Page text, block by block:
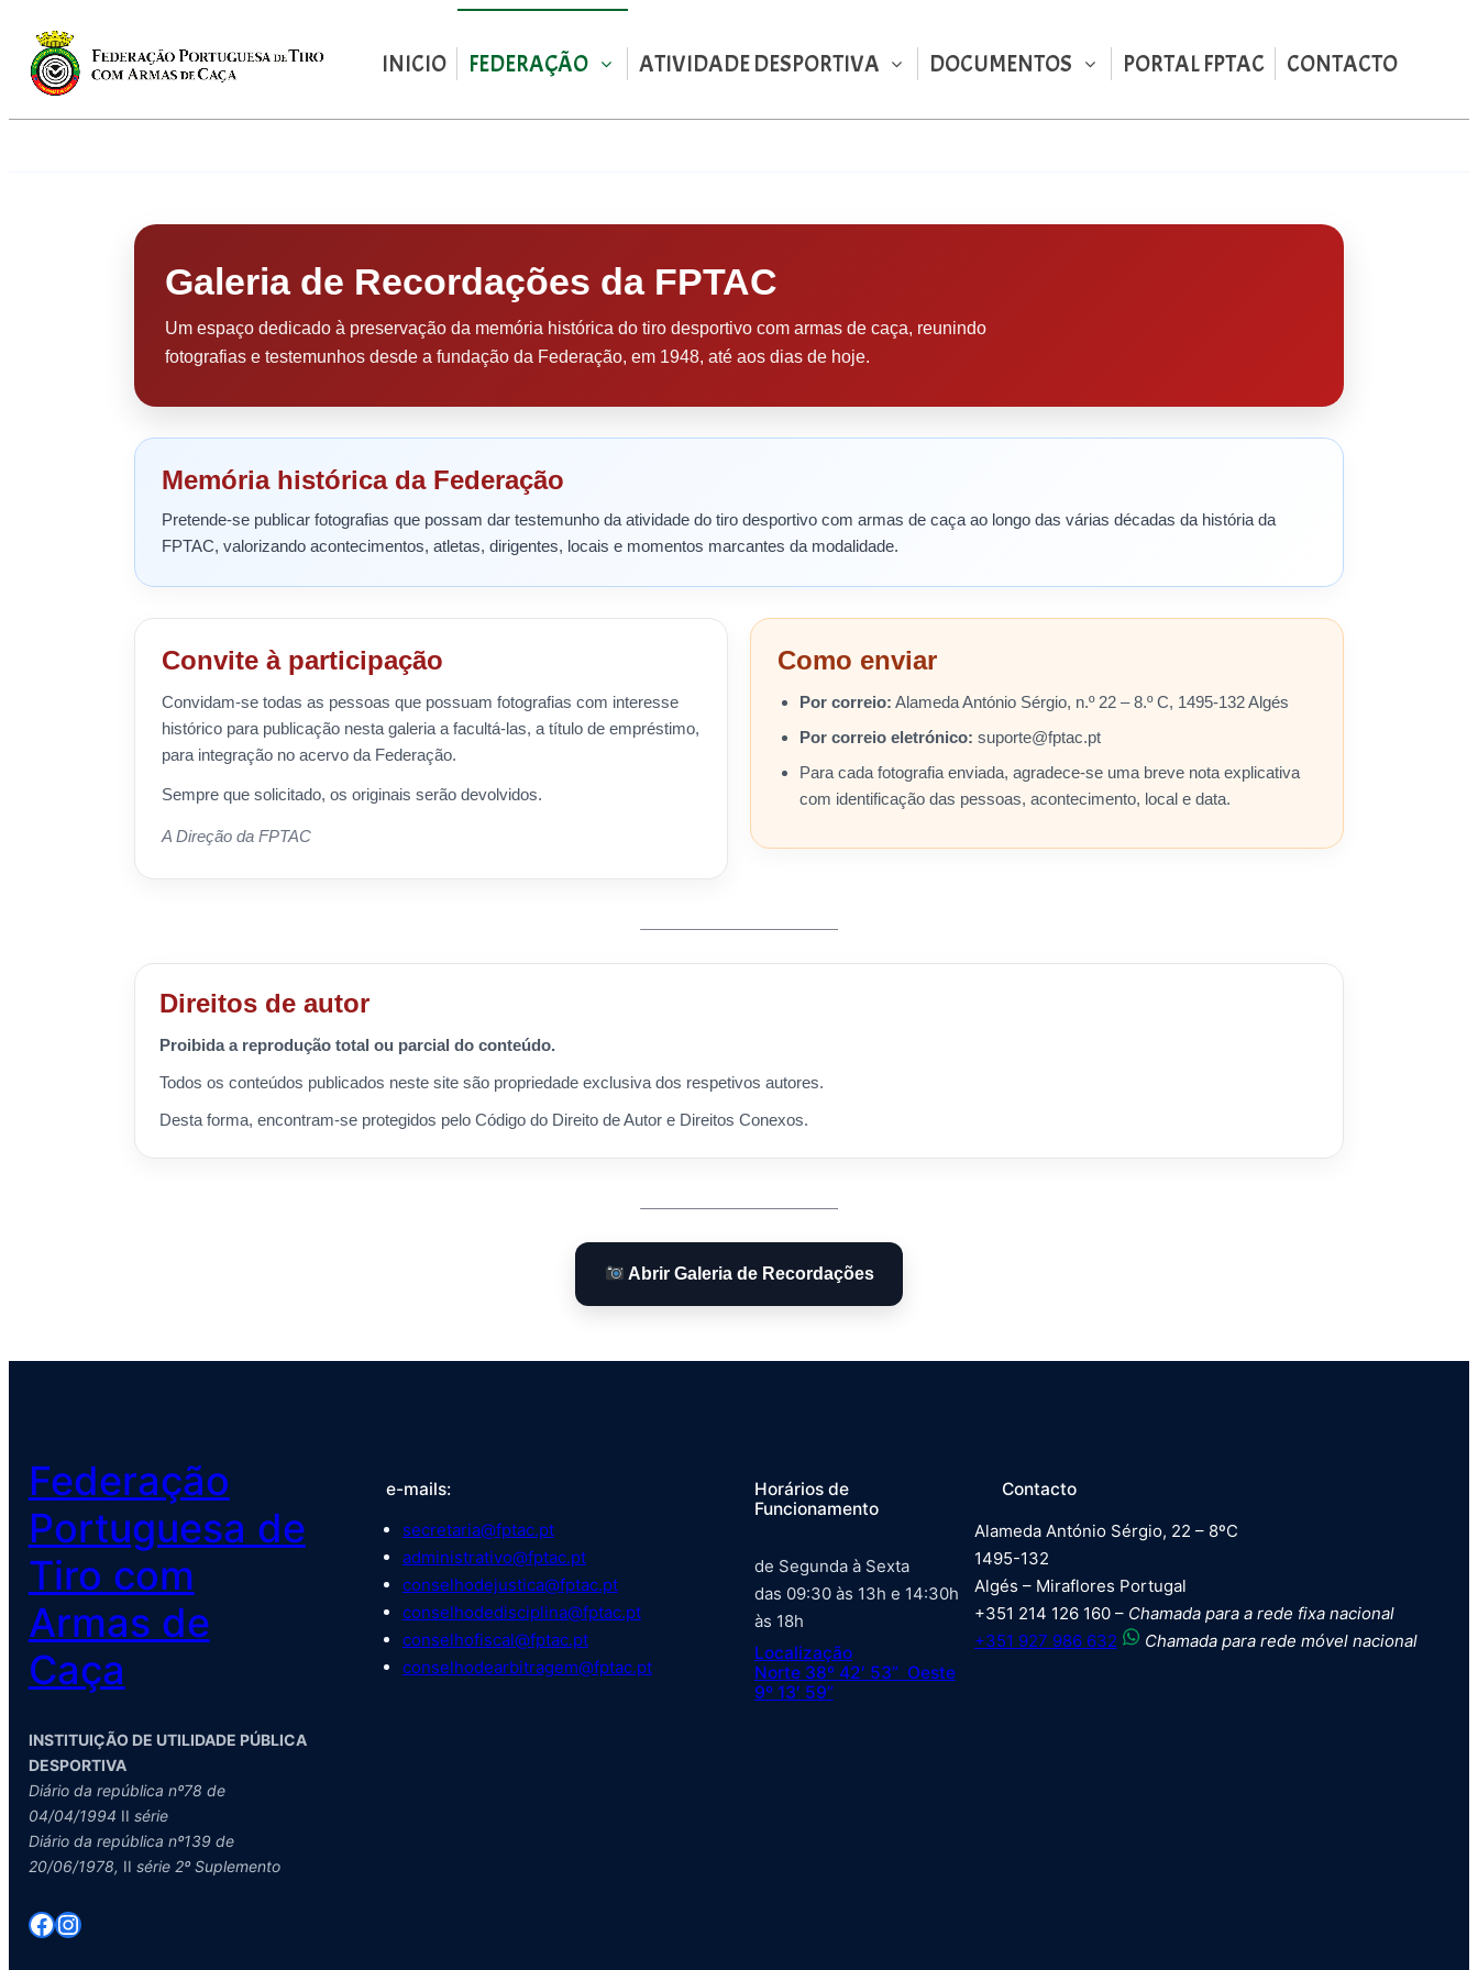
INICIO FEDERAÇÃO ATIVIDADE DESPORTIVA DOCUMENTOS PORTAL FPTAC CONTACTO
Galeria de Recordações da FPTAC
Um espaço dedicado à preservação da memória histórica do tiro desportivo com armas de caça, reunindo
fotografias e testemunhos desde a fundação da Federação, em 1948, até aos dias de hoje.
Memória histórica da Federação
Pretende-se publicar fotografias que possam dar testemunho da atividade do tiro desportivo com armas de caça ao longo das várias décadas da história da
FPTAC, valorizando acontecimentos, atletas, dirigentes, locais e momentos marcantes da modalidade.
Convite à participação
Convidam-se todas as pessoas que possuam fotografias com interesse
histórico para publicação nesta galeria a facultá-las, a título de empréstimo,
para integração no acervo da Federação.
Sempre que solicitado, os originais serão devolvidos.
A Direção da FPTAC
Como enviar
Por correio: Alameda António Sérgio, n.º 22 – 8.º C, 1495-132 Algés
Por correio eletrónico: suporte@fptac.pt
Para cada fotografia enviada, agradece-se uma breve nota explicativa
com identificação das pessoas, acontecimento, local e data.
Direitos de autor
Proibida a reprodução total ou parcial do conteúdo.
Todos os conteúdos publicados neste site são propriedade exclusiva dos respetivos autores.
Desta forma, encontram-se protegidos pelo Código do Direito de Autor e Direitos Conexos.
Abrir Galeria de Recordações
Federação
Portuguesa de
Tiro com
Armas de
Caça
INSTITUIÇÃO DE UTILIDADE PÚBLICA
DESPORTIVA
Diário da república nº78 de
04/04/1994 II série
Diário da república nº139 de
20/06/1978, II série 2º Suplemento
Facebook Instagram
e-mails:
secretaria@fptac.pt
administrativo@fptac.pt
conselhodejustica@fptac.pt
conselhodedisciplina@fptac.pt
conselhofiscal@fptac.pt
conselhodearbitragem@fptac.pt
Horários de
Funcionamento
de Segunda à Sexta
das 09:30 às 13h e 14:30h
às 18h
Localização
Norte 38º 42′ 53” Oeste
9º 13′ 59”
Contacto
Alameda António Sérgio, 22 – 8ºC
1495-132
Algés – Miraflores Portugal
+351 214 126 160 – Chamada para a rede fixa nacional
+351 927 986 632
Chamada para rede móvel nacional